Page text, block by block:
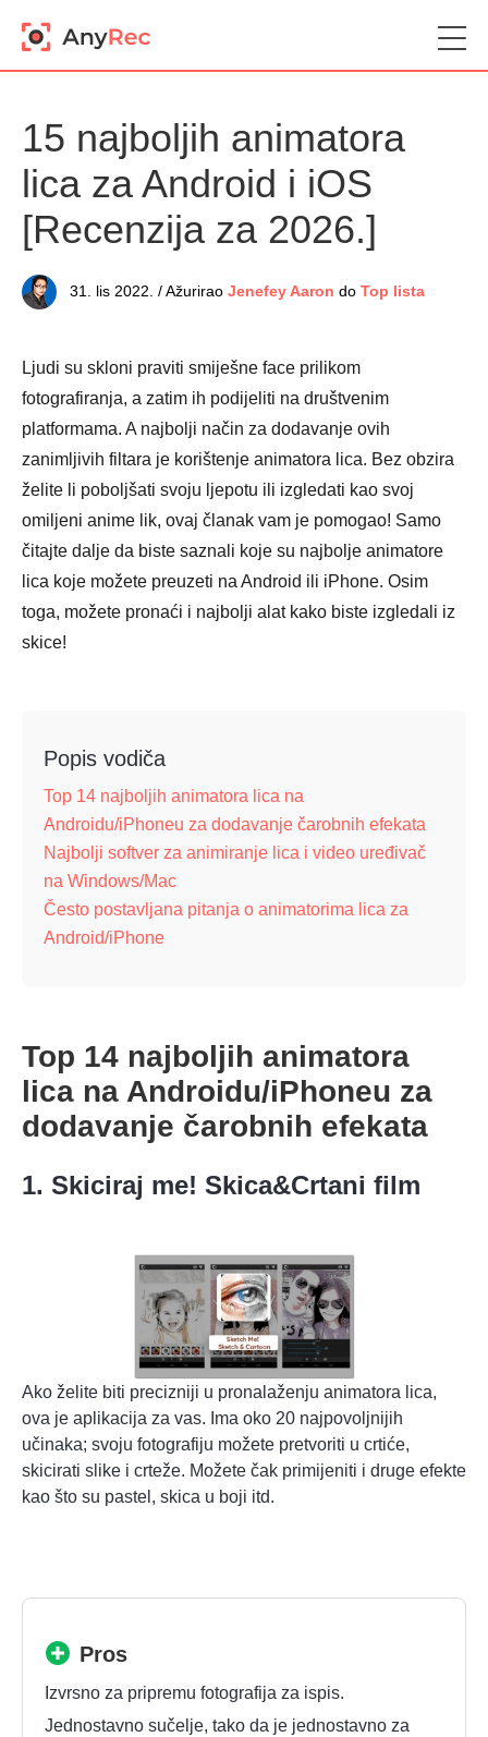
15 najboljih animatora
lica za Android i iOS
[Recenzija za 2026.]
31. lis 2022. / Ažurirao Jenefey Aaron do Top lista
Ljudi su skloni praviti smiješne face prilikom
fotografiranja, a zatim ih podijeliti na društvenim
platformama. A najbolji način za dodavanje ovih
zanimljivih filtara je korištenje animatora lica. Bez obzira
želite li poboljšati svoju ljepotu ili izgledati kao svoj
omiljeni anime lik, ovaj članak vam je pomogao! Samo
čitajte dalje da biste saznali koje su najbolje animatore
lica koje možete preuzeti na Android ili iPhone. Osim
toga, možete pronaći i najbolji alat kako biste izgledali iz
skice!
Popis vodiča
Top 14 najboljih animatora lica na
Androidu/iPhoneu za dodavanje čarobnih efekata
Najbolji softver za animiranje lica i video uređivač
na Windows/Mac
Često postavljana pitanja o animatorima lica za
Android/iPhone
Top 14 najboljih animatora
lica na Androidu/iPhoneu za
dodavanje čarobnih efekata
1. Skiciraj me! Skica&Crtani film
Ako želite biti precizniji u pronalaženju animatora lica,
ova je aplikacija za vas. Ima oko 20 najpovoljnijih
učinaka; svoju fotografiju možete pretvoriti u crtiće,
skicirati slike i crteže. Možete čak primijeniti i druge efekte
kao što su pastel, skica u boji itd.
Pros
Izvrsno za pripremu fotografija za ispis.
Jednostavno sučelje, tako da je jednostavno za